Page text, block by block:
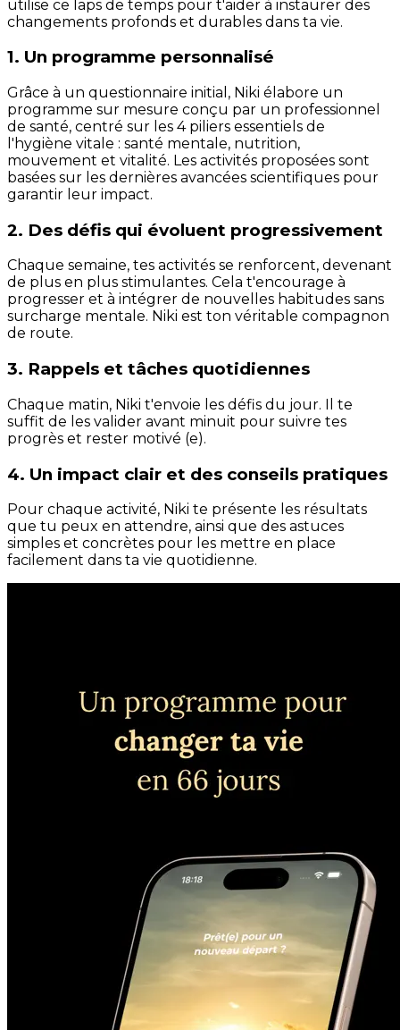
utilise ce laps de temps pour t'aider à instaurer des
changements profonds et durables dans ta vie.
1. Un programme personnalisé
Grâce à un questionnaire initial, Niki élabore un
programme sur mesure conçu par un professionnel
de santé, centré sur les 4 piliers essentiels de
l'hygiène vitale : santé mentale, nutrition,
mouvement et vitalité. Les activités proposées sont
basées sur les dernières avancées scientifiques pour
garantir leur impact.
2. Des défis qui évoluent progressivement
Chaque semaine, tes activités se renforcent, devenant
de plus en plus stimulantes. Cela t'encourage à
progresser et à intégrer de nouvelles habitudes sans
surcharge mentale. Niki est ton véritable compagnon
de route.
3. Rappels et tâches quotidiennes
Chaque matin, Niki t'envoie les défis du jour. Il te
suffit de les valider avant minuit pour suivre tes
progrès et rester motivé (e).
4. Un impact clair et des conseils pratiques
Pour chaque activité, Niki te présente les résultats
que tu peux en attendre, ainsi que des astuces
simples et concrètes pour les mettre en place
facilement dans ta vie quotidienne.